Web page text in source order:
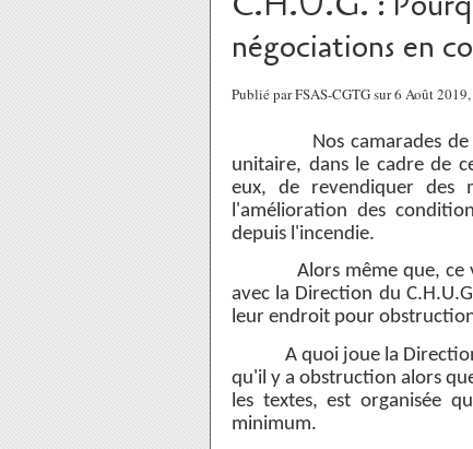
négociations en
Publié par FSAS-CGTG sur 6 Août
Nos camarades de la
unitaire, dans le cadre de
eux, de revendiquer des
l'amélioration des
depuis l'incendie.
Alors même que, ce
avec la Direction du
leur endroit pour
A quoi joue la Direction
qu'il y a obstruction alors
les textes, est organisée
minimum.